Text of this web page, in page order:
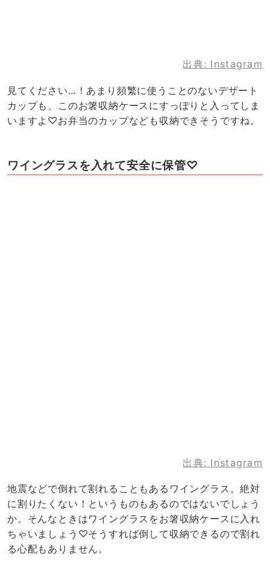
出典: Instagram
見てください…！あまり頻繁に使うことのないデザート
カップも、このお箸収納ケースにすっぽりと入ってしま
いますよ♡お弁当のカップなども収納できそうですね。
ワイングラスを入れて安全に保管♡
出典: Instagram
地震などで倒れて割れることもあるワイングラス。絶対
に割りたくない！というものもあるのではないでしょう
か。そんなときはワイングラスをお箸収納ケースに入れ
ちゃいましょう♡そうすれば倒して収納できるので割れ
る心配もありません。